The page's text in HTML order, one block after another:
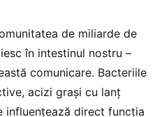
de miliarde de
în intestinul nostru –
comunicare. Bacteriile
acizi grași cu lanț
influențează direct funcția